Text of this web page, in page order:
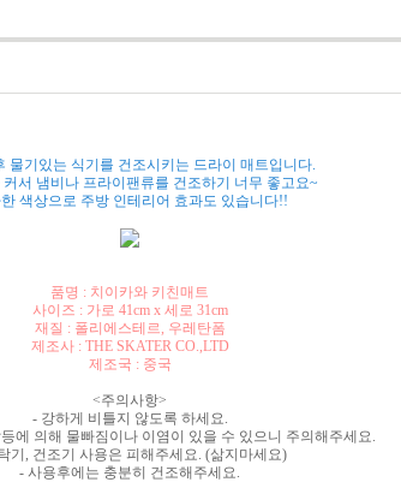
물기있는 식기를 건조시키는 드라이 매트입니다.
서 냄비나 프라이팬류를 건조하기 너무 좋고요~
색상으로 주방 인테리어 효과도 있습니다!!
품명 : 치이카와 키친매트
사이즈 : 가로 41cm x 세로 31cm
재질 : 폴리에스테르, 우레탄폼
제조사 : THE SKATER CO.,LTD
제조국 : 중국
<주의사항>
- 강하게 비틀지 않도록 하세요.
에 의해 물빠짐이나 이염이 있을 수 있으니 주의해주세요.
기, 건조기 사용은 피해주세요. (삶지마세요)
- 사용후에는 충분히 건조해주세요.